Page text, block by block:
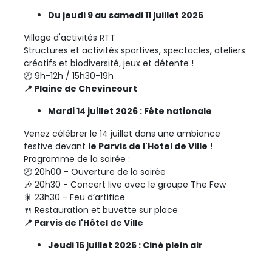
Du jeudi 9 au samedi 11 juillet 2026
Village d'activités RTT
Structures et activités sportives, spectacles, ateliers
créatifs et biodiversité, jeux et détente !
🕗 9h-12h / 15h30-19h
📍 Plaine de Chevincourt
Mardi 14 juillet 2026 : Fête nationale
Venez célébrer le 14 juillet dans une ambiance
festive devant le Parvis de l'Hotel de Ville !
Programme de la soirée :
🕗 20h00 - Ouverture de la soirée
🎶 20h30 - Concert live avec le groupe The Few
🎇 23h30 - Feu d’artifice
🍴 Restauration et buvette sur place
📍 Parvis de l'Hôtel de Ville
Jeudi 16 juillet 2026 : Ciné plein air